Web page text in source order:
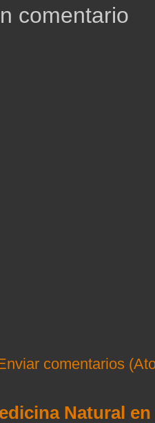
comentario
comentarios
Natural